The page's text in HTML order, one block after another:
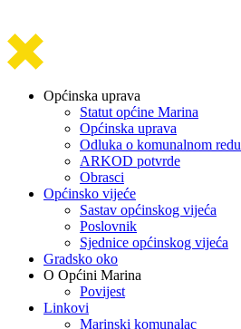
Općinska uprava
Statut općine Marina
Općinska uprava
Odluka o komunalnom redu
ARKOD potvrde
Obrasci
Općinsko vijeće
Sastav općinskog vijeća
Poslovnik
Sjednice općinskog vijeća
Gradsko oko
O Općini Marina
Povijest
Linkovi
Marinski komunalac